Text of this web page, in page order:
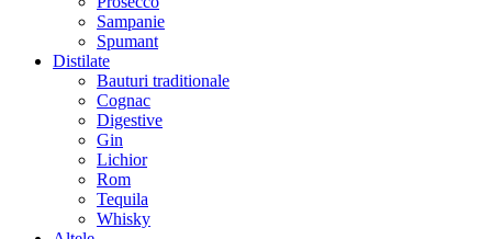
Sampanie
Spumant
Distilate
Bauturi traditionale
Cognac
Digestive
Gin
Lichior
Rom
Tequila
Whisky